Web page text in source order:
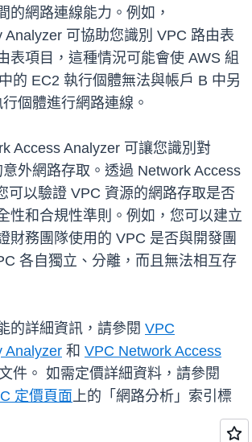
的網路連線能力。例如，
Analyzer 可協助您識別 VPC 路由表
表項目，這種情況可能會使 AWS 組
的 EC2 執行個體無法與帳戶 B 中另
個體進行網路連線。
Access Analyzer 可讓您識別對
外網路存取。透過 Network Access
可以驗證 VPC 資源的網路存取是否
性和合規性準則。例如，您可以建立
財務團隊使用的 VPC 是否與開發團
各自獨立、分離，而且無法相互存
的詳細資訊，請參閱 VPC
Analyzer 和 VPC Network Access
件。 如需定價詳細資料，請參閱
定價頁面上的「網路分析」索引標